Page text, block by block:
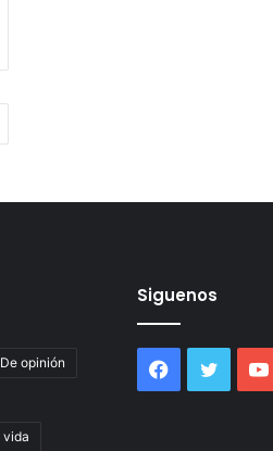
De opinión
vida
Siguenos
Facebook
Twitter